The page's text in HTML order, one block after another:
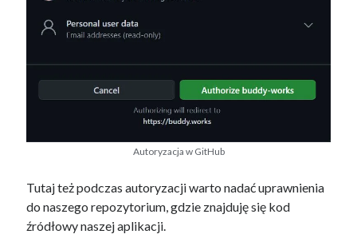
Autoryzacja w GitHub
Tutaj też podczas autoryzacji warto nadać uprawnienia
do naszego repozytorium, gdzie znajduję się kod
źródłowy naszej aplikacji.